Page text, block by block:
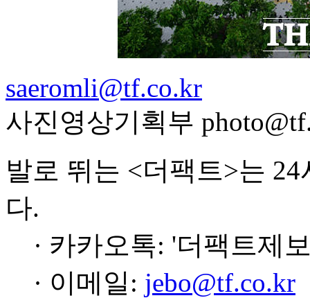
saeromli@tf.co.kr
사진영상기획부
발로 뛰는 <더팩트>는
다.
· 카카오톡: '더팩트제
· 이메일: jebo@tf.co.kr